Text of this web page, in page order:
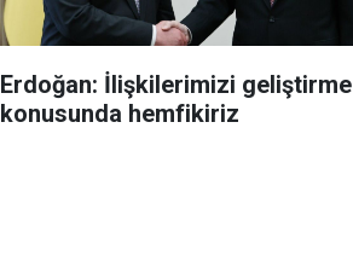
Erdoğan: İlişkilerimizi geliştirme
konusunda hemfikiriz